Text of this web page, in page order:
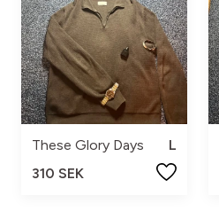
These Glory Days
L
310 SEK